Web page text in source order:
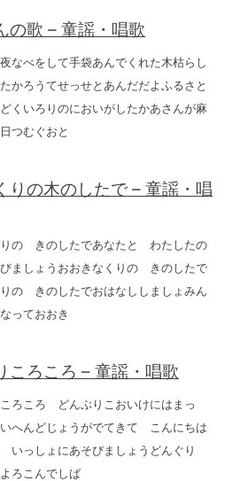
の歌 – 童謡・唱歌
なべをして手袋あんでくれた木枯らし
かろうてせっせとあんだだよふるさと
くいろりのにおいがしたかあさんが麻
つむぐおと
りの木のしたで – 童謡・唱
りの きのしたであなたと わたしたの
ましょうおおきなくりの きのしたで
の きのしたでおはなししましょみん
っておおき
ころころ – 童謡・唱歌
ろころ どんぶりこおいけにはまっ
へんどじょうがでてきて こんにちは
いっしょにあそびましょうどんぐり
ろこんでしば